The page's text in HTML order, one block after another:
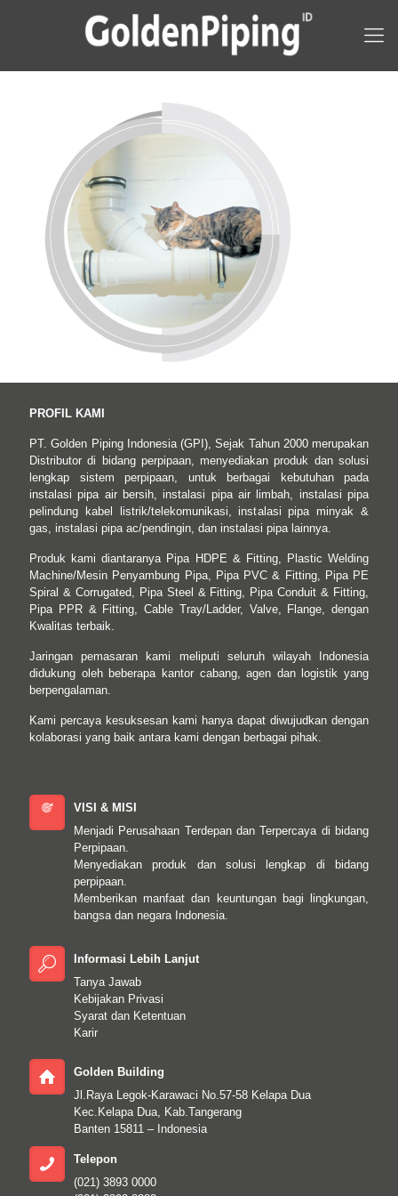
PROFIL KAMI
PT. Golden Piping Indonesia (GPI), Sejak Tahun 2000 merupakan
Distributor di bidang perpipaan, menyediakan produk dan solusi
lengkap sistem perpipaan, untuk berbagai kebutuhan pada
instalasi pipa air bersih, instalasi pipa air limbah, instalasi pipa
pelindung kabel listrik/telekomunikasi, instalasi pipa minyak &
gas, instalasi pipa ac/pendingin, dan instalasi pipa lainnya.
Produk kami diantaranya Pipa HDPE & Fitting, Plastic Welding
Machine/Mesin Penyambung Pipa, Pipa PVC & Fitting, Pipa PE
Spiral & Corrugated, Pipa Steel & Fitting, Pipa Conduit & Fitting,
Pipa PPR & Fitting, Cable Tray/Ladder, Valve, Flange, dengan
Kwalitas terbaik.
Jaringan pemasaran kami meliputi seluruh wilayah Indonesia
didukung oleh beberapa kantor cabang, agen dan logistik yang
berpengalaman.
Kami percaya kesuksesan kami hanya dapat diwujudkan dengan
kolaborasi yang baik antara kami dengan berbagai pihak.
VISI & MISI
Menjadi Perusahaan Terdepan dan Terpercaya di bidang
Perpipaan.
Menyediakan produk dan solusi lengkap di bidang
perpipaan.
Memberikan manfaat dan keuntungan bagi lingkungan,
bangsa dan negara Indonesia.
Informasi Lebih Lanjut
Tanya Jawab
Kebijakan Privasi
Syarat dan Ketentuan
Karir
Golden Building
Jl.Raya Legok-Karawaci No.57-58 Kelapa Dua
Kec.Kelapa Dua, Kab.Tangerang
Banten 15811 – Indonesia
Telepon
(021) 3893 0000